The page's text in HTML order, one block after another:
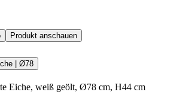
Produkt anschauen
| Ø78
Eiche, weiß geölt, Ø78 cm, H44 cm